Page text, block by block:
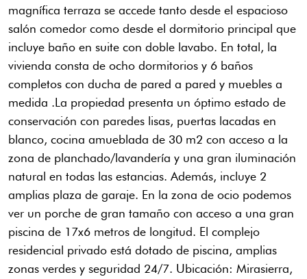
magnífica terraza se accede tanto desde el espacioso
salón comedor como desde el dormitorio principal que
incluye baño en suite con doble lavabo. En total, la
vivienda consta de ocho dormitorios y 6 baños
completos con ducha de pared a pared y muebles a
medida .La propiedad presenta un óptimo estado de
conservación con paredes lisas, puertas lacadas en
blanco, cocina amueblada de 30 m2 con acceso a la
zona de planchado/lavandería y una gran iluminación
natural en todas las estancias. Además, incluye 2
amplias plaza de garaje. En la zona de ocio podemos
ver un porche de gran tamaño con acceso a una gran
piscina de 17x6 metros de longitud. El complejo
residencial privado está dotado de piscina, amplias
zonas verdes y seguridad 24/7. Ubicación: Mirasierra,